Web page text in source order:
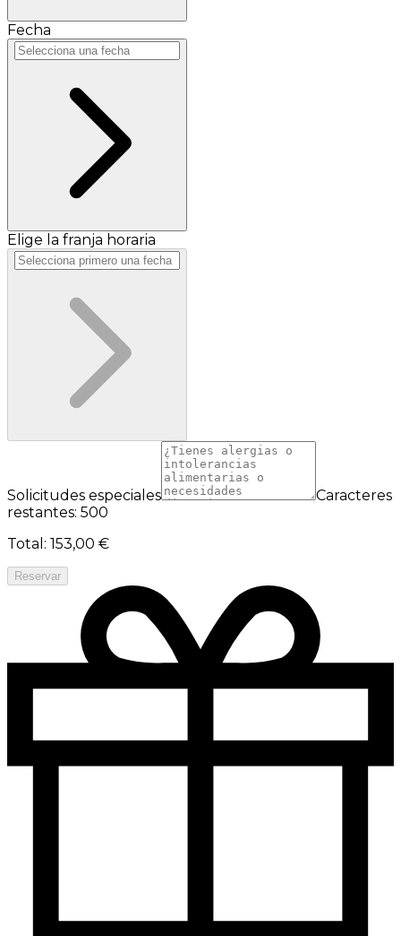
Fecha
Elige la franja horaria
Solicitudes especiales
Caracteres
restantes: 500
Total : 153,00 €
Reservar